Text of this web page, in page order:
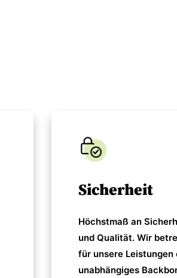
Sicherheit
Höchstmaß an
und Qualität. Wir
für unsere Leistungen
unabhängiges